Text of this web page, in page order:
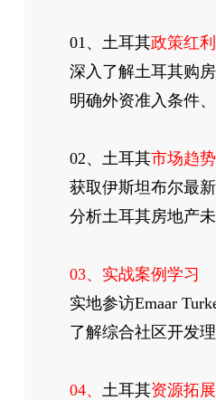
01、土耳其政策红
深入了解土耳其购
明确外资准入条件
02、土耳其市场趋
获取伊斯坦布尔最
分析土耳其房地产
03、实战案例学习
实地参访Emaar
了解综合社区开发
04、 土耳其资源拓